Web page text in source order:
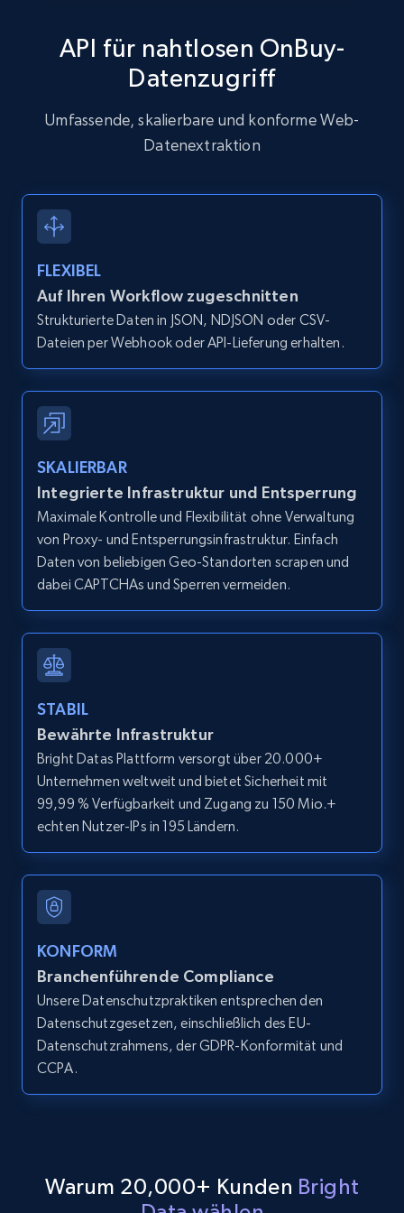
Zillow properties listing information
Zpid, City, State, HomeStatus, Address,
IsListingClaimedByCurrentSignedInUser,
IsCurrentSignedInAgentResponsible, Bedrooms,
Zillow properties listing information -
Discover by custom filters - location, home
type and status
IsCurrentSignedInAgentResponsible, Bedrooms,
and more.
12K+ 1.3K+ Gratis testen
Zillow properties listing information -
Zpid, City, State, HomeStatus, Address,
IsListingClaimedByCurrentSignedInUser,
and more.
12K+ 1.3K+ Gratis testen
URL, ID, User id, Use url, Title, Headline, Post
text, Date posted, and more.
11.3K+
LinkedIn posts - Discover user's articles by
URL
API für nahtlosen OnBuy-
Datenzugriff
Umfassende, skalierbare und konforme Web-
Datenextraktion
FLEXIBEL
Auf Ihren Workflow zugeschnitten
Strukturierte Daten in JSON, NDJSON oder CSV-
Dateien per Webhook oder API-Lieferung erhalten.
SKALIERBAR
Integrierte Infrastruktur und Entsperrung
Maximale Kontrolle und Flexibilität ohne Verwaltung
von Proxy- und Entsperrungsinfrastruktur. Einfach
Daten von beliebigen Geo-Standorten scrapen und
dabei CAPTCHAs und Sperren vermeiden.
STABIL
Bewährte Infrastruktur
Bright Datas Plattform versorgt über 20.000+
Unternehmen weltweit und bietet Sicherheit mit
99,99 % Verfügbarkeit und Zugang zu 150 Mio.+
echten Nutzer-IPs in 195 Ländern.
KONFORM
Branchenführende Compliance
Unsere Datenschutzpraktiken entsprechen den
Datenschutzgesetzen, einschließlich des EU-
Datenschutzrahmens, der GDPR-Konformität und
CCPA.
Warum 20,000+ Kunden Bright